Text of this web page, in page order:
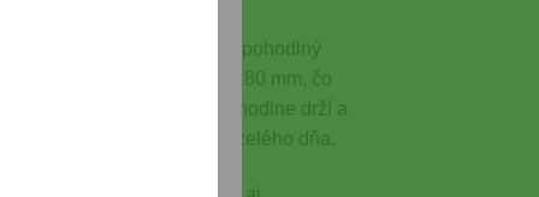
pištole umožňujú pohodlný
Celková dĺžka pištole je 180 mm, čo
vďaka čomu sa zbraň pohodlne drží a
nosiť pohodlne počas celého dňa.